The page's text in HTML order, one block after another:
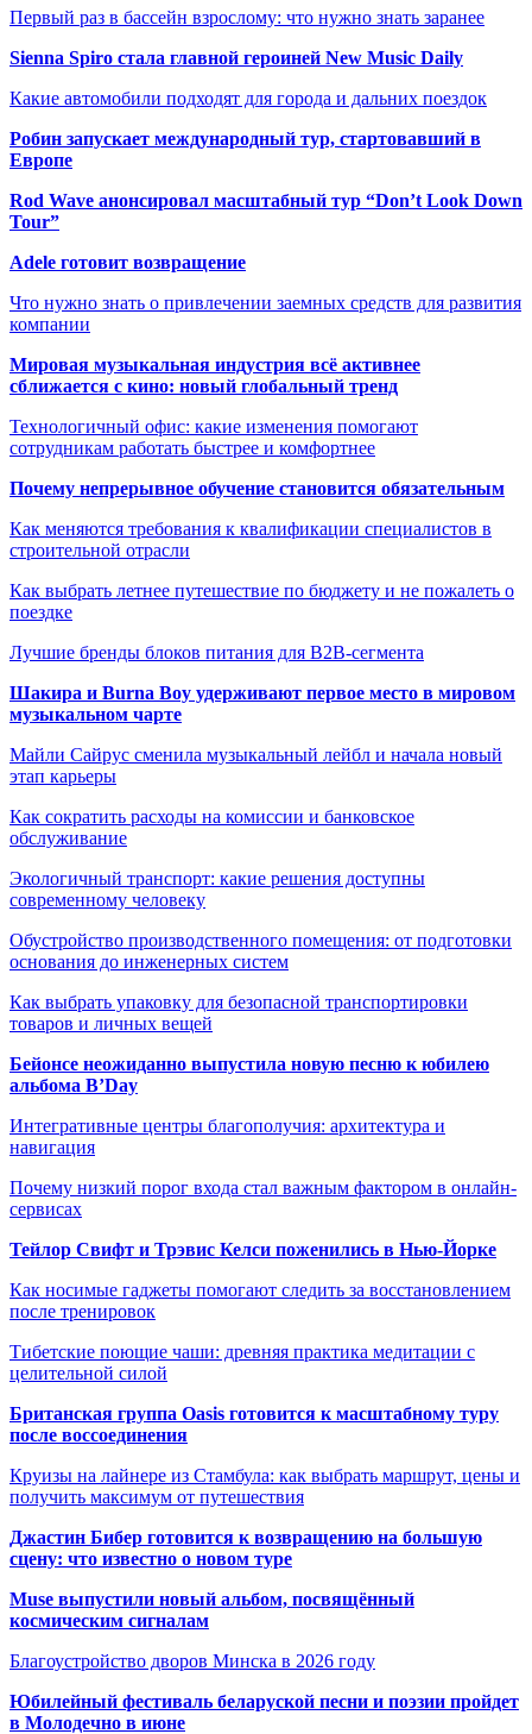
Первый раз в бассейн взрослому: что нужно знать заранее
Sienna Spiro стала главной героиней New Music Daily
Какие автомобили подходят для города и дальних поездок
Робин запускает международный тур, стартовавший в
Европе
Rod Wave анонсировал масштабный тур “Don’t Look Down
Tour”
Adele готовит возвращение
Что нужно знать о привлечении заемных средств для развития
компании
Мировая музыкальная индустрия всё активнее
сближается с кино: новый глобальный тренд
Технологичный офис: какие изменения помогают
сотрудникам работать быстрее и комфортнее
Почему непрерывное обучение становится обязательным
Как меняются требования к квалификации специалистов в
строительной отрасли
Как выбрать летнее путешествие по бюджету и не пожалеть о
поездке
Лучшие бренды блоков питания для B2B-сегмента
Шакира и Burna Boy удерживают первое место в мировом
музыкальном чарте
Майли Сайрус сменила музыкальный лейбл и начала новый
этап карьеры
Как сократить расходы на комиссии и банковское
обслуживание
Экологичный транспорт: какие решения доступны
современному человеку
Обустройство производственного помещения: от подготовки
основания до инженерных систем
Как выбрать упаковку для безопасной транспортировки
товаров и личных вещей
Бейонсе неожиданно выпустила новую песню к юбилею
альбома B’Day
Интегративные центры благополучия: архитектура и
навигация
Почему низкий порог входа стал важным фактором в онлайн-
сервисах
Тейлор Свифт и Трэвис Келси поженились в Нью-Йорке
Как носимые гаджеты помогают следить за восстановлением
после тренировок
Тибетские поющие чаши: древняя практика медитации с
целительной силой
Британская группа Oasis готовится к масштабному туру
после воссоединения
Круизы на лайнере из Стамбула: как выбрать маршрут, цены и
получить максимум от путешествия
Джастин Бибер готовится к возвращению на большую
сцену: что известно о новом туре
Muse выпустили новый альбом, посвящённый
космическим сигналам
Благоустройство дворов Минска в 2026 году
Юбилейный фестиваль беларуской песни и поэзии пройдет
в Молодечно в июне